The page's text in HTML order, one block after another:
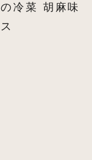
冷菜 胡麻味